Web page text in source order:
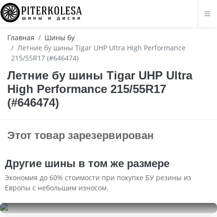
Главная
Шины бу
Летние бу шины Tigar UHP Ultra High Performance
215/55R17 (#646474)
Летние бу шины Tigar UHP Ultra
High Performance 215/55R17
(#646474)
Этот товар зарезервирован
Другие шины в том же размере
Экономия до 60% стоимости при покупке БУ резины из
Европы с небольшим износом.